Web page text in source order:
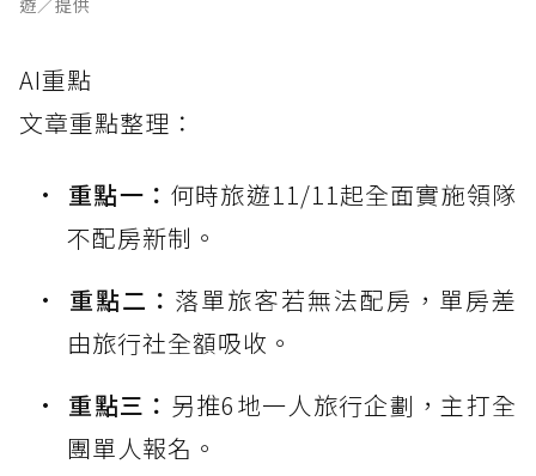
遊／提供
AI重點
文章重點整理：
重點一： 何時旅遊11/11起全面實施領隊
不配房新制。
重點二： 落單旅客若無法配房，單房差
由旅行社全額吸收。
重點三： 另推6地一人旅行企劃，主打全
團單人報名。